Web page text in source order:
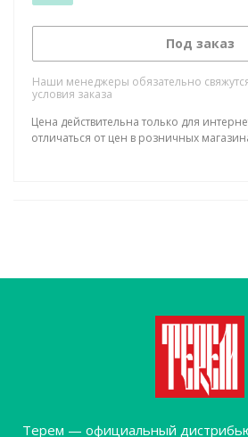
Под заказ
Наши менеджеры обязательно
условия заказа
Цена действительна только для
отличаться от цен в розничных
Терем — официальный